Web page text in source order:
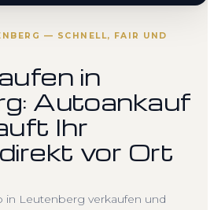
— SCHNELL, FAIR UND
in
Autoankauf
Ihr
vor Ort
in Leutenberg verkaufen und